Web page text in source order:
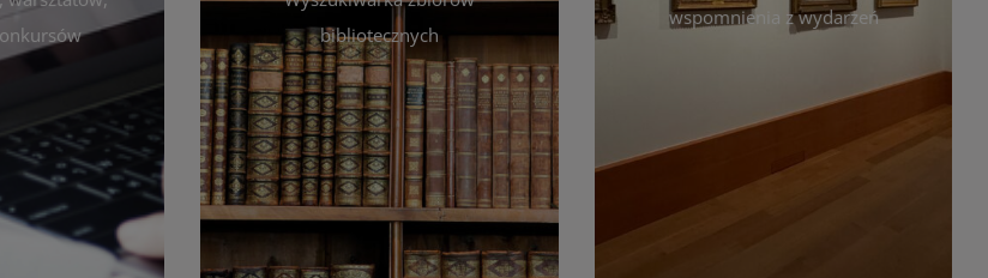
by zawsze
biblioteki.
i
kulturalnym
bibliotecznych
Katalog Zbiorów
Katalog online umożliwia
przeglądanie pełnej oferty
bibliotecznej – książek, czasopism,
filmów i innych materiałów. Dzięki
wyszukiwarce szybko znajdziesz
interesujące Cię pozycje według
autora, tytułu lub tematu. Możesz wspomnienia z wydarzeń
czytelników. Regularnie dodajemy
powrócić do wyjątkowych
momentów. Zapraszamy do
obejrzenia, wspominania i
inspirowania się!